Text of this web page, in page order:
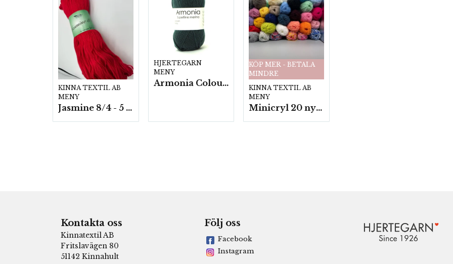
KINNA TEXTIL AB
MENY
Jasmine 8/4 - 5 härvor a200g./fp.
HJERTEGARN
MENY
Armonia Colour- 5 härv/fp. a100 g.
KÖP MER - BETALA
MINDRE
KINNA TEXTIL AB
MENY
Minicryl 20 nystan a25g./fp.
Kontakta oss
Kinnatextil AB
Fritslavägen 80
51142 Kinnahult
Följ oss
Facebook
Instagram